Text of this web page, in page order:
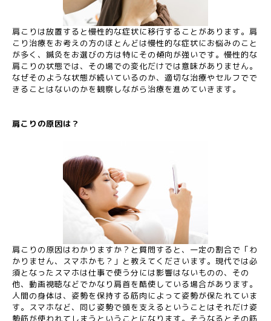
肩こりは放置すると慢性的な症状に移行することがあります。肩
こり治療をお考えの方のほとんどは慢性的な症状にお悩みのこと
が多く、鍼灸をお選びの方は特にその傾向が強いです。慢性的な
肩こりの状態では、その場での変化だけでは意味がありません。
なぜそのような状態が続いているのか、適切な治療やセルフでで
きることはないのかを観察しながら治療を進めていきます。
肩こりの原因は？
肩こりの原因はわかりますか？と質問すると、一定の割合で「わ
かりません、スマホかも？」と教えてくださいます。現代では必
須となったスマホは仕事で使う分には影響はないものの、その
他、動画視聴などでかなり肩首を酷使している場合があります。
人間の身体は、姿勢を保持する筋肉によって姿勢が保たれていま
す。スマホなど、同じ姿勢で頭を支えるということはそれだけ姿
勢筋が使われてしまうということになります。そうなるとその筋